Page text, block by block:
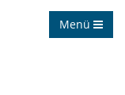
Menü